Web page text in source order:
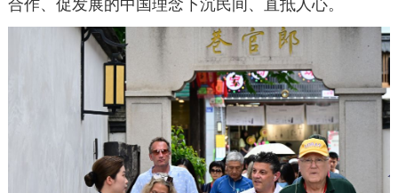
合作、促发展的中国理念下沉民间、直抵人心。